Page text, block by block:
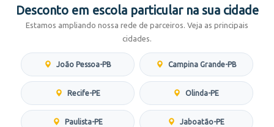
Desconto em escola particular na sua cidade
Estamos ampliando nossa rede de parceiros. Veja as principais
cidades.
João Pessoa-PB Campina Grande-PB
Recife-PE Olinda-PE
Paulista-PE Jaboatão-PE